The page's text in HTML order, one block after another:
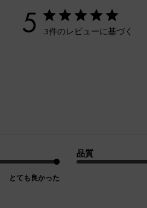
5 3件のレビューに基づく
とても良かった
品質